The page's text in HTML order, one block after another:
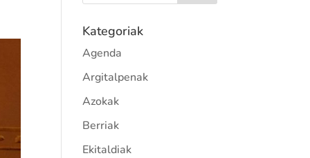
Kategoriak
Agenda
Argitalpenak
Azokak
Berriak
Ekitaldiak